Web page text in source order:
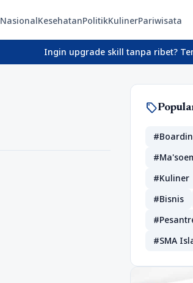
NasionalKesehatanPolitikKulinerPariwisata
Ingin upgrade skill tanpa ribet?
sell
#Kuliner
#Bisnis
#SMA